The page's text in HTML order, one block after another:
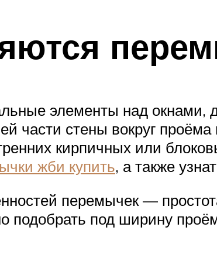
элементы над
части стены вокруг
кирпичных или
жби купить, а также
перемычек —
подобрать под ширину